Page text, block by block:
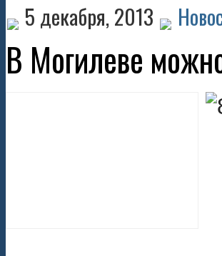
5 декабря, 2013
В Могилеве